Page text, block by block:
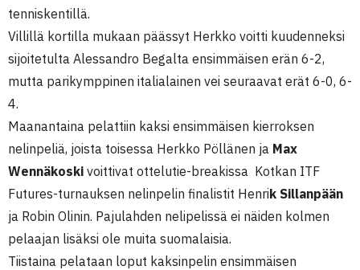
tenniskentillä.
Villillä kortilla mukaan päässyt Herkko voitti kuudenneksi
sijoitetulta Alessandro Begalta ensimmäisen erän 6-2,
mutta parikymppinen italialainen vei seuraavat erät 6-0, 6-
4.
Maanantaina pelattiin kaksi ensimmäisen kierroksen
nelinpeliä, joista toisessa Herkko Pöllänen ja Max
Wennäkoski voittivat ottelutie-breakissa Kotkan ITF
Futures-turnauksen nelinpelin finalistit Henrik Sillanpään
ja Robin Olinin. Pajulahden nelipelissä ei näiden kolmen
pelaajan lisäksi ole muita suomalaisia.
Tiistaina pelataan loput kaksinpelin ensimmäisen